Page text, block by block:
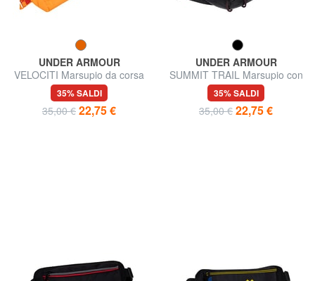
UNDER ARMOUR
VELOCITI Marsupio da corsa
35% SALDI
35,00 € 22,75 €
UNDER ARMOUR
SUMMIT TRAIL Marsupio con
porta borraccia
35% SALDI
35,00 € 22,75 €